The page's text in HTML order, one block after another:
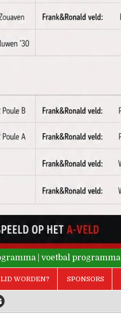
voetbal programma
LID WORDEN? SPONSORS